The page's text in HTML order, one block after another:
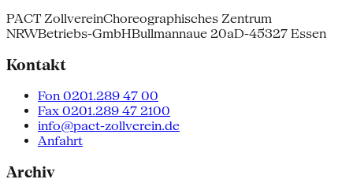
PACT ZollvereinChoreographisches Zentrum
NRWBetriebs-GmbHBullmannaue 20aD-45327 Essen
Kontakt
Fon 0201.289 47 00
Fax 0201.289 47 2100
info@pact-zollverein.de
Anfahrt
Archiv